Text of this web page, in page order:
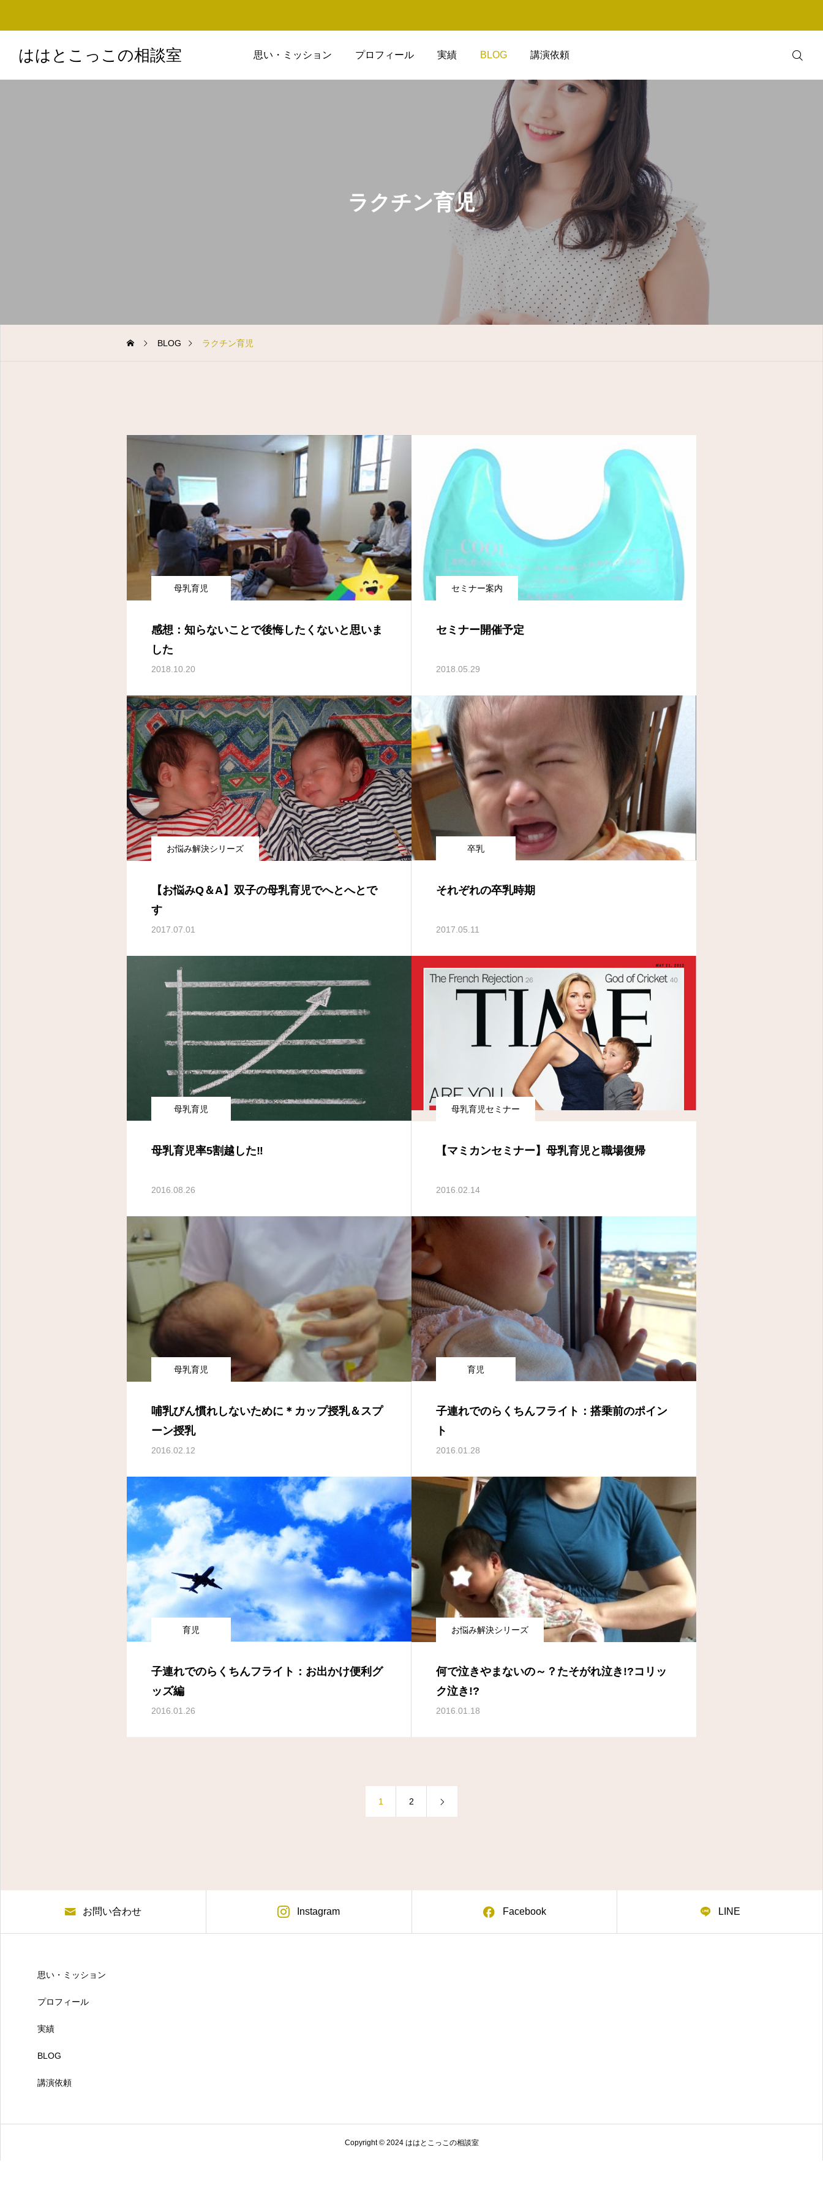
ははとこっこの相談室 思い・ミッション プロフィール 実績 BLOG 講演依頼
ラクチン育児
BLOG ラクチン育児
母乳育児
感想：知らないことで後悔したくないと思いま
した
2018.10.20
セミナー案内
セミナー開催予定
2018.05.29
お悩み解決シリーズ
【お悩みQ＆A】双子の母乳育児でへとへとで
す
2017.07.01
卒乳
それぞれの卒乳時期
2017.05.11
母乳育児
母乳育児率5割越した‼️
2016.08.26
母乳育児セミナー
【マミカンセミナー】母乳育児と職場復帰
2016.02.14
母乳育児
哺乳びん慣れしないために＊カップ授乳＆スプ
ーン授乳
2016.02.12
育児
子連れでのらくちんフライト：搭乗前のポイン
ト
2016.01.28
育児
子連れでのらくちんフライト：お出かけ便利グ
ッズ編
2016.01.26
お悩み解決シリーズ
何で泣きやまないの～？たそがれ泣き!?コリッ
ク泣き!?
2016.01.18
1 2
お問い合わせ Instagram Facebook LINE
思い・ミッション
プロフィール
実績
BLOG
講演依頼
Copyright © 2024 ははとこっこの相談室